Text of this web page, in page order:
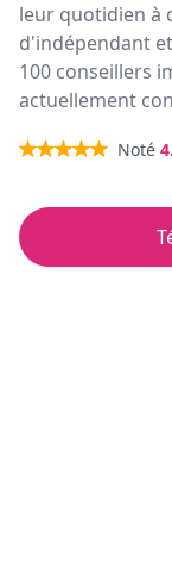
leur quotidien à
d'indépendant
100 conseillers
actuellement
Noté